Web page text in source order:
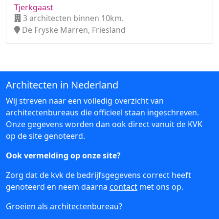
Tjerkgaast
3 architecten binnen 10km.
De Fryske Marren, Friesland
Architecten in Nederland
Wij streven naar een volledig overzicht van
architectenbureaus die officieel staan ingeschreven.
Onze gegevens worden dan ook direct vanuit de KVK
op de site genoteerd.
Ook vermelding op onze site?
Zorg dat de kvk de bedrijfsgegevens correct heeft
genoteerd en neem daarna contact met ons op.
Groeien als architectenbureau?